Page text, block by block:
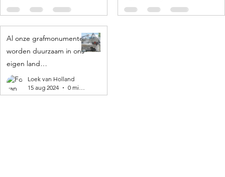
Al onze grafmonumenten
worden duurzaam in ons
eigen land
geproduceerd! 🌍
Loek van Holland
15 aug 2024
0 minuten om te lezen